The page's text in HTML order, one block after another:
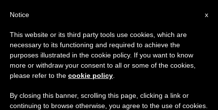
كنيسة محليّة
x
Notice
This website or its third party tools use cookies, which are
necessary to its functioning and required to achieve the
purposes illustrated in the cookie policy. If you want to know
more or withdraw your consent to all or some of the cookies,
please refer to the cookie policy
By closing this banner, scrolling this page, clicking a link or
continuing to browse otherwise, you agree to the use of cookies.